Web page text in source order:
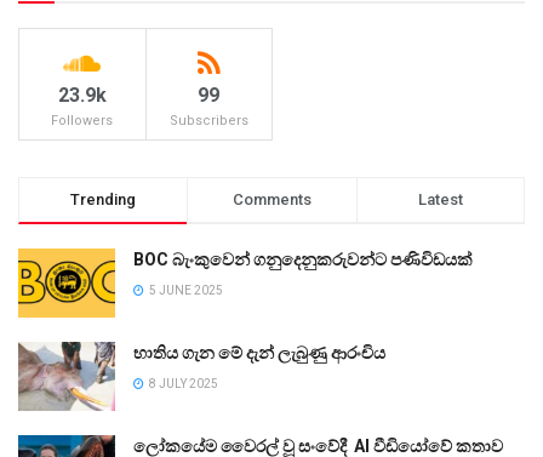
23.9k
Followers
99
Subscribers
Trending Comments Latest
BOC බැංකුවෙන් ගනුදෙනුකරුවන්ට පණිවිඩයක්
5 JUNE 2025
භාතිය ගැන මේ දැන් ලැබුණු ආරංචිය
8 JULY 2025
ලෝකයේම වෛරල් වූ සංවේදී AI වීඩියෝවේ කතාව